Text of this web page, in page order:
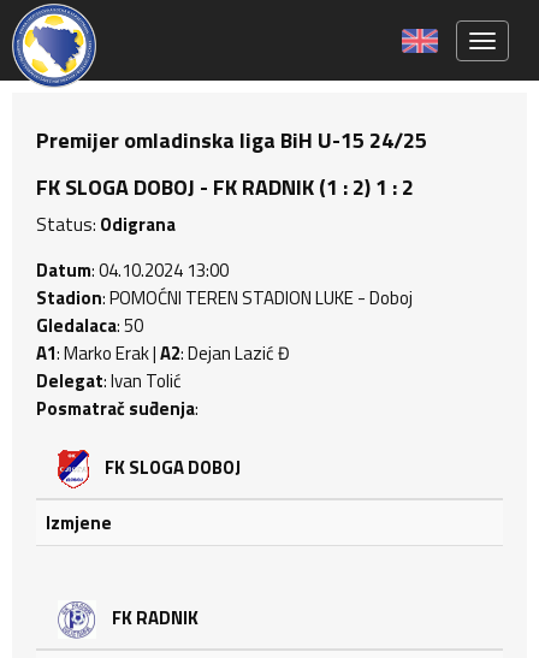
Premijer omladinska liga BiH U-15 24/25
FK SLOGA DOBOJ - FK RADNIK (1 : 2) 1 : 2
Status: Odigrana
Datum: 04.10.2024 13:00
Stadion: POMOĆNI TEREN STADION LUKE - Doboj
Gledalaca: 50
A1: Marko Erak |A2: Dejan Lazić Đ
Delegat: Ivan Tolić
Posmatrač suđenja:
FK SLOGA DOBOJ
Izmjene
FK RADNIK